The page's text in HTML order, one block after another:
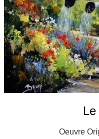
Français
Oeuvre